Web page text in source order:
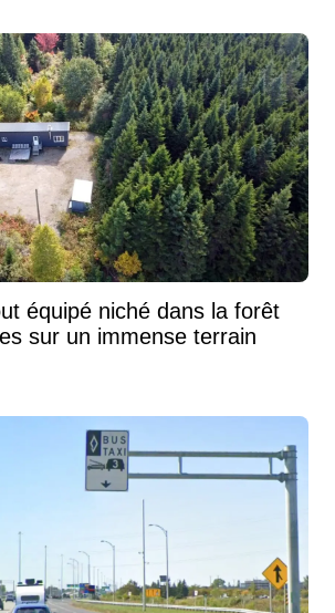
équipé niché dans la forêt
sur un immense terrain